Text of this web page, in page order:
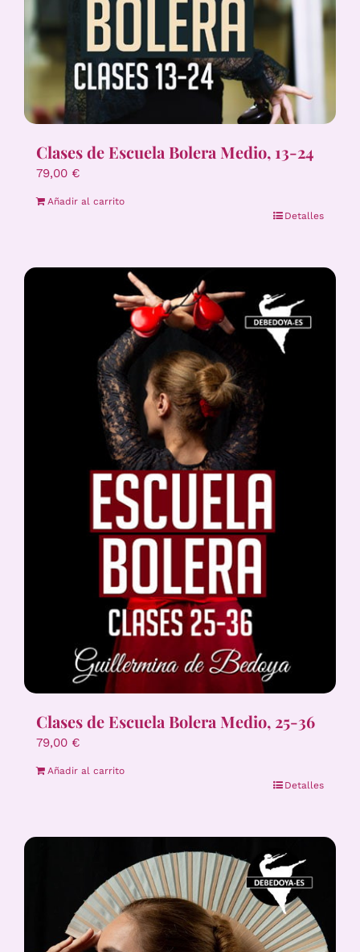
Clases de Escuela Bolera Medio, 13-24
79,00 €
Añadir al carrito
Detalles
Clases de Escuela Bolera Medio, 25-36
79,00 €
Añadir al carrito
Detalles